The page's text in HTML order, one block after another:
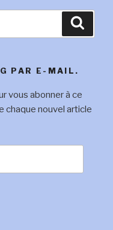
PAR E-MAIL.
vous abonner à ce
chaque nouvel article